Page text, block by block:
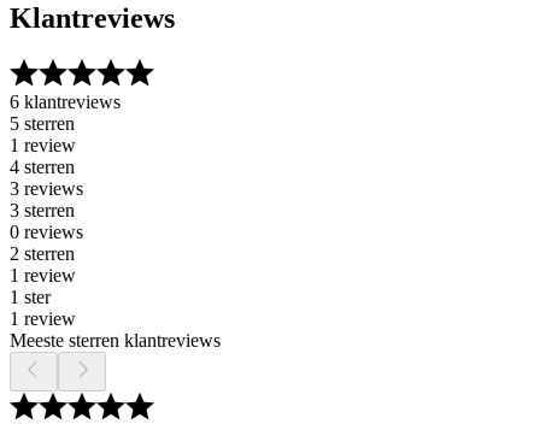
Klantreviews
6 klantreviews
5 sterren
1 review
4 sterren
3 reviews
3 sterren
0 reviews
2 sterren
1 review
1 ster
1 review
Meeste sterren klantreviews